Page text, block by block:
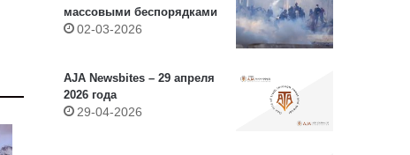
массовыми беспорядками
02-03-2026
AJA Newsbites – 29 апреля
2026 года
29-04-2026